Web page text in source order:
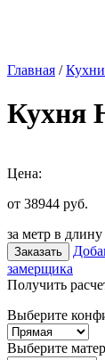
Главная /Кухни
Кухня
Цена:
от 38944 руб.
за метр в
Заказать
замерщика
Получить
Выберите
Выберите